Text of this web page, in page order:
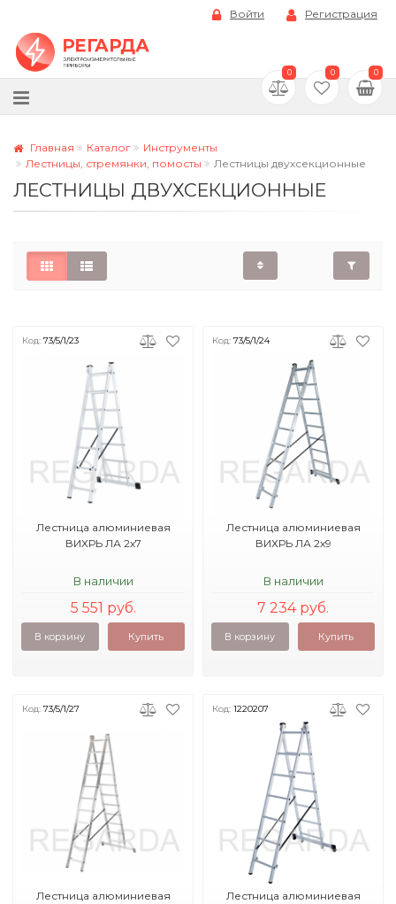
Войти Регистрация
0 0 0
Главная Каталог
Инструменты
Лестницы, стремянки, помосты
Лестницы двухсекционные
ЛЕСТНИЦЫ ДВУХСЕКЦИОННЫЕ
Код: 73/5/1/23
Лестница алюминиевая
ВИХРЬ ЛА 2х7
В наличии
5 551 руб.
В корзину Купить
Код: 73/5/1/24
Лестница алюминиевая
ВИХРЬ ЛА 2х9
В наличии
7 234 руб.
В корзину Купить
Код: 73/5/1/27
Лестница алюминиевая
Код: 1220207
Лестница алюминиевая